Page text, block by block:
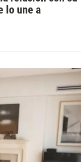
lo une a